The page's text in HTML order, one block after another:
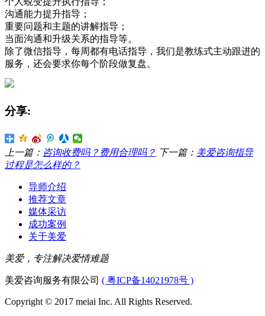
沟通能力提升指导；
重要问题和主题的讲解指导；
当面沟通和升级关系的指导等。
除了微信指导，每周都有电话指导，我们是教练式主动跟进的
服务，还会要求你每个阶段做复盘。
分享:
上一篇： 咨询收费吗？费用合理吗？ 下一篇： 美爱咨询指导
过程是怎么样的？
导师介绍
推荐文章
媒体采访
成功案例
关于美爱
美爱，专注解决爱情难题
美爱咨询服务有限公司 ( 粤ICP备14021978号 )
Copyright © 2017 meiai Inc. All Rights Reserved.